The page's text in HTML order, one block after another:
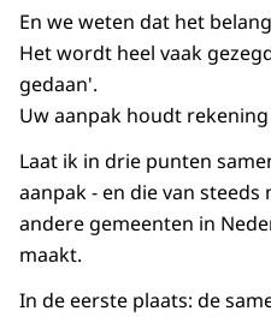
En we weten dat het
Het wordt heel vaak
gedaan'.
Uw aanpak houdt
Laat ik in drie punten
aanpak - en die van steeds
andere gemeenten in
maakt.
In de eerste plaats: de